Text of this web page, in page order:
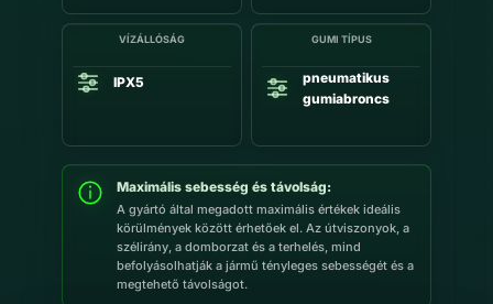
VÍZÁLLÓSÁG
IPX5
GUMI TÍPUS
pneumatikus
gumiabroncs
Maximális sebesség és távolság:
A gyártó által megadott maximális értékek ideális
körülmények között érhetőek el. Az útviszonyok, a
szélirány, a domborzat és a terhelés, mind
befolyásolhatják a jármű tényleges sebességét és a
megtehető távolságot.